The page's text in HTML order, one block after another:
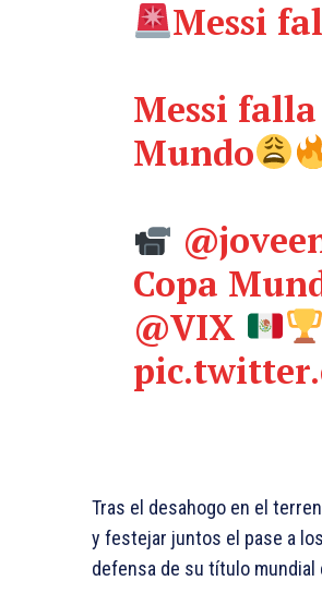
Messi
Messi falla
Mundo
Copa
@VIX
Tras el desahogo en el
y festejar juntos el pase a
defensa de su título mundial